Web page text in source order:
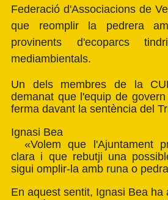
Federació d'Associacions de
que reomplir la pedrera
provinents d'ecoparcs
mediambientals.
Un dels membres de la
demanat que l'equip de
ferma davant la sentència del
Ignasi Bea
«Volem que l'Ajuntament
clara i que rebutji una
sigui omplir-la amb runa o
En aquest sentit, Ignasi Bea ha